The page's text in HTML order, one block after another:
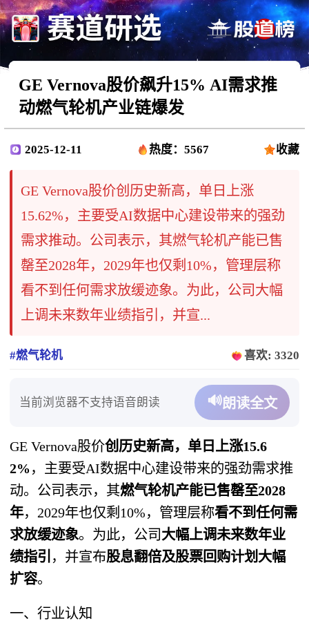
GE Vernova股价飙升15% AI需求推
动燃气轮机产业链爆发
2025-12-11 热度：5567 收藏
GE Vernova股价创历史新高，单日上涨
15.62%，主要受AI数据中心建设带来的强劲
需求推动。公司表示，其燃气轮机产能已售
罄至2028年，2029年也仅剩10%，管理层称
看不到任何需求放缓迹象。为此，公司大幅
上调未来数年业绩指引，并宣...
#燃气轮机 喜欢: 3320
当前浏览器不支持语音朗读 🔊朗读全文
GE Vernova股价创历史新高，单日上涨15.6
2% ，主要受AI数据中心建设带来的强劲需求推
动。公司表示，其燃气轮机产能已售罄至2028
年，2029年也仅剩10%，管理层称看不到任何需
求放缓迹象。为此，公司大幅上调未来数年业
绩指引 ，并宣布股息翻倍及股票回购计划大幅
扩容。
一、行业认知